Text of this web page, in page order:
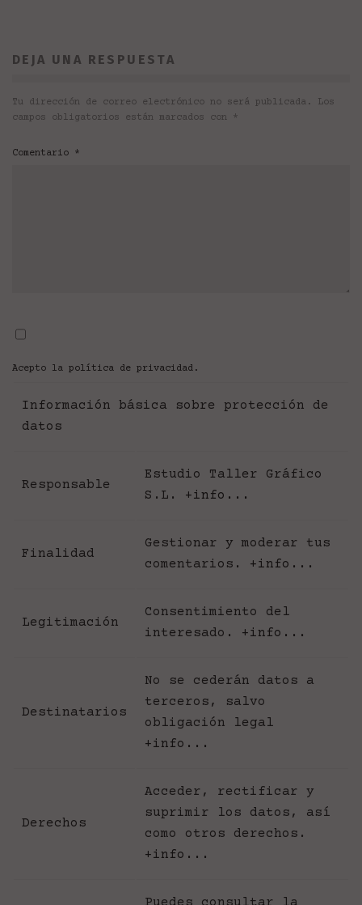
DEJA UNA RESPUESTA
Tu dirección de correo electrónico no será publicada.
Los
campos obligatorios están marcados con *
Comentario *
Acepto la política de privacidad .
Información básica sobre protección de
datos
Responsable
Estudio Taller Gráfico
S.L. +info...
Finalidad
Gestionar y moderar tus
comentarios. +info...
Legitimación
Consentimiento del
interesado. +info...
Destinatarios
No se cederán datos a
terceros, salvo
obligación legal
+info...
Derechos
Acceder, rectificar y
suprimir los datos, así
como otros derechos.
+info...